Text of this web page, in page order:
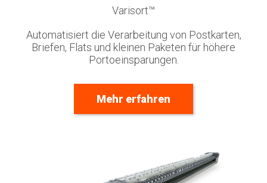
Varisort™
Automatisiert die Verarbeitung von Postkarten,
Briefen, Flats und kleinen Paketen für höhere
Portoeinsparungen.
Mehr erfahren